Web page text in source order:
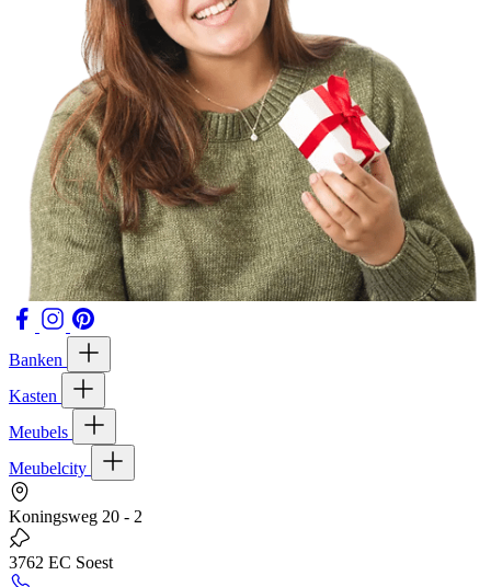
Banken
Kasten
Meubels
Meubelcity
Koningsweg 20 - 2
3762 EC Soest